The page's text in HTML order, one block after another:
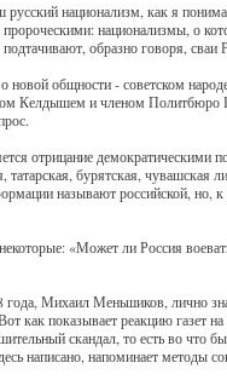
национализм, как я
национализмы, о
образно говоря, сваи
общности - советском
Келдышем и членом
отрицание демократическими
бурятская, чувашская
называют российской, но,
«Может ли Россия
Михаил Меньшиков, лично
как показывает реакцию газет
скандал, то есть во что
написано, напоминает методы